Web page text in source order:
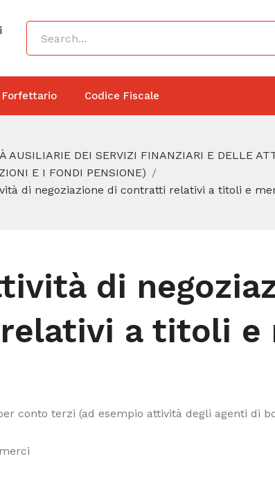
Forfettario Codice Fiscale
AUSILIARIE DEI SERVIZI FINANZIARI E DELLE
E I FONDI PENSIONE)
di negoziazione di contratti relativi a titoli e
di
a titoli e
conto terzi (ad esempio attività degli agenti di